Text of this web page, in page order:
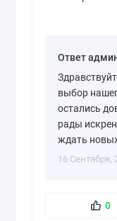
0
Ответ
выбор
остались
рады
ждать
16 Сентября,